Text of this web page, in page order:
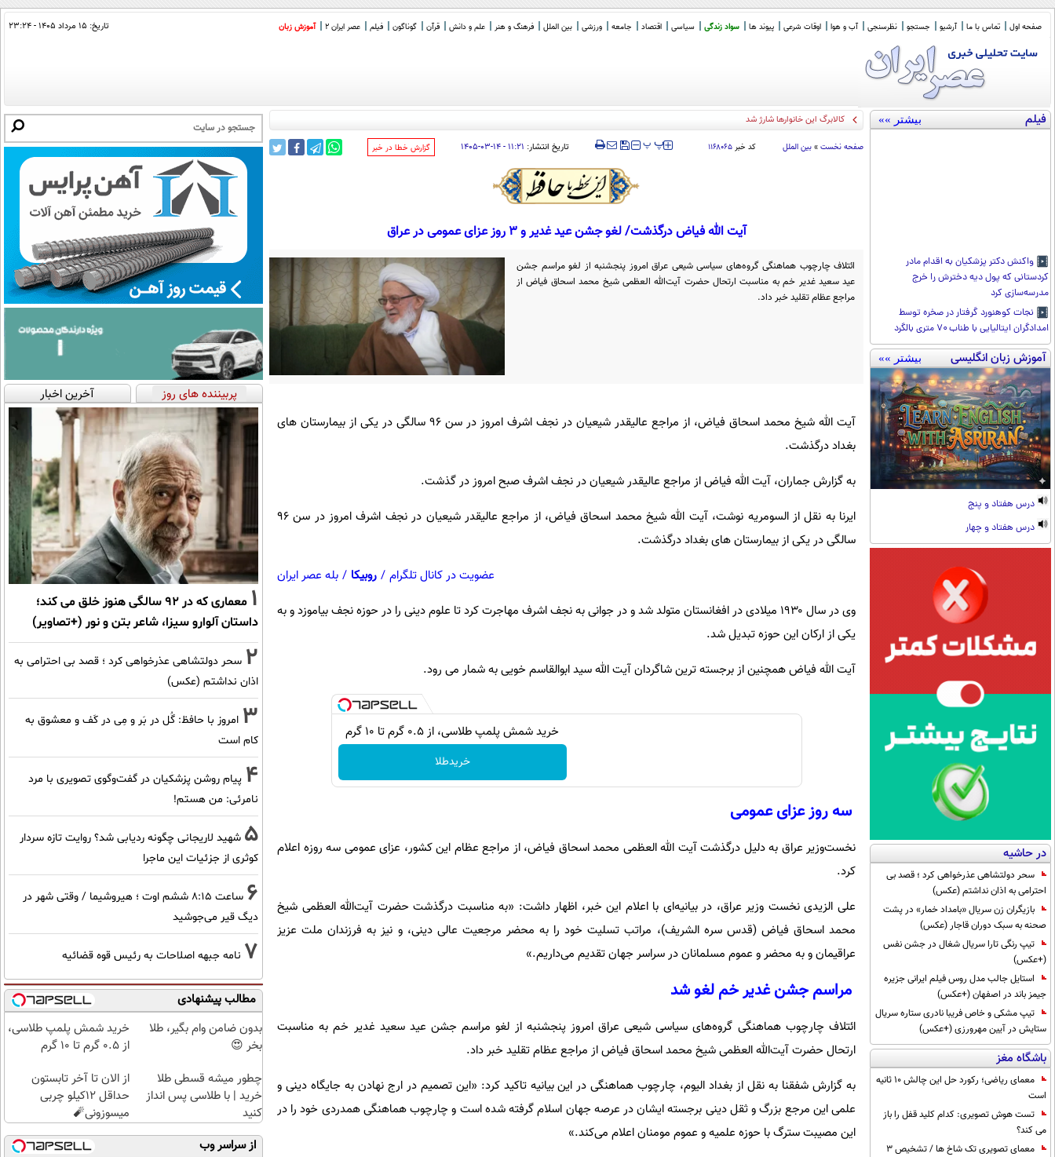
صفحه اول تماس با ما آرشیو جستجو نظرسنجی آب و هوا اوقات شرعی پیوند ها سواد زندگی سیاسی اقتصاد جامعه ورزشی بین الملل فرهنگ و هنر علم و دانش قرآن گوناگون فیلم عصر ایران 2 آموزش زبان تاریخ: ۱۵ مرداد ۱۴۰۵ - ۲۳:۲۴
فیلم بیشتر »»
واکنش دکتر پزشکیان به اقدام مادر
کردستانی که پول دیه دخترش را خرج
مدرسه‌سازی کرد
نجات کوهنورد گرفتار در صخره توسط
امدادگران ایتالیایی با طناب ۷۰ متری بالگرد
آموزش زبان انگلیسی بیشتر »»
درس هفتاد و پنج
درس هفتاد و چهار
در حاشیه
سحر دولتشاهی عذرخواهی کرد ؛ قصد بی
احترامی به اذان نداشتم (عکس)
بازیگران زن سریال «بامداد خمار» در پشت
صحنه به سبک دوران قاجار (عکس)
تیپ رنگی تارا سریال شغال در جشن نفس
(+عکس)
استایل جالب مدل روس فیلم ایرانی جزیره
جیمز باند در اصفهان (+عکس)
تیپ مشکی و خاص فریبا نادری ستاره سریال
ستایش در آیین مهرورزی (+عکس)
باشگاه مغز
معمای ریاضی؛ رکورد حل این چالش 10 ثانیه
است
تست هوش تصویری: کدام کلید قفل را باز
می کند؟
معمای تصویری تک شاخ ها / تشخیص 3
پیام ر_
صفحه نخست » بین الملل کد خبر ۱۱۶۸۰۶۵ ‍‍‍ پ پ تاریخ انتشار: ۱۱:۲۱ - ۱۴-۰۳-۱۴۰۵ ‌گزارش خطا در خبر
آیت الله فیاض درگذشت/ لغو جشن عید غدیر و 3 روز عزای عمومی در عراق
ائتلاف چارچوب هماهنگی گروه‌های سیاسی شیعی عراق امروز پنجشنبه از لغو مراسم جشن
عید سعید غدیر خم به مناسبت ارتحال حضرت آیت‌الله العظمی شیخ محمد اسحاق فیاض از
مراجع عظام تقلید خبر داد.
آیت الله شیخ محمد اسحاق فیاض، از مراجع عالیقدر شیعیان در نجف اشرف امروز در سن ۹۶ سالگی در یکی از بیمارستان های
بغداد درگذشت.
به گزارش جماران، آیت الله فیاض از مراجع عالیقدر شیعیان در نجف اشرف صبح امروز در گذشت.
ایرنا به نقل از السومریه نوشت، آیت الله شیخ محمد اسحاق فیاض، از مراجع عالیقدر شیعیان در نجف اشرف امروز در سن ۹۶
سالگی در یکی از بیمارستان های بغداد درگذشت.
عضویت در کانال تلگرام / روبیکا / بله عصر ایران
وی در سال ۱۹۳۰ میلادی در افغانستان متولد شد و در جوانی به نجف اشرف مهاجرت کرد تا علوم دینی را در حوزه نجف بیاموزد و به
یکی از ارکان این حوزه تبدیل شد.
آیت الله فیاض همچنین از برجسته ترین شاگردان آیت الله سید ابوالقاسم خویی به شمار می رود.
خرید شمش پلمپ طلاسی، از ۰.۵ گرم تا ۱۰ گرم
خریدطلا
سه روز عزای عمومی
نخست‌وزیر عراق به دلیل درگذشت آیت الله العظمی محمد اسحاق فیاض، از مراجع عظام این کشور، عزای عمومی سه روزه اعلام
کرد.
علی الزیدی نخست وزیر عراق، در بیانیه‌ای با اعلام این خبر، اظهار داشت: «به مناسبت درگذشت حضرت آیت‌الله العظمی شیخ
محمد اسحاق فیاض (قدس سره الشریف)، مراتب تسلیت خود را به محضر مرجعیت عالی دینی، و نیز به فرزندان ملت عزیز
عراقیمان و به محضر و عموم مسلمانان در سراسر جهان تقدیم می‌داریم.»
مراسم جشن غدیر خم لغو شد
ائتلاف چارچوب هماهنگی گروه‌های سیاسی شیعی عراق امروز پنجشنبه از لغو مراسم جشن عید سعید غدیر خم به مناسبت
ارتحال حضرت آیت‌الله العظمی شیخ محمد اسحاق فیاض از مراجع عظام تقلید خبر داد.
به گزارش شفقنا به نقل از بغداد الیوم، چارچوب هماهنگی در این بیانیه تاکید کرد: «این تصمیم در ارج‌ نهادن به جایگاه دینی و
علمی این مرجع بزرگ و ثقل دینی برجسته ایشان در عرصه جهان اسلام گرفته شده است و چارچوب هماهنگی همدردی خود را در
این مصیبت سترگ با حوزه علمیه و عموم مومنان اعلام می‌کند.»
پربیننده های روز آخرین اخبار
1
معماری که در 92 سالگی هنوز خلق می کند؛
داستان آلوارو سیزا، شاعر بتن و نور (+تصاویر)
2 سحر دولتشاهی عذرخواهی کرد ؛ قصد بی احترامی به
اذان نداشتم (عکس)
3 امروز با حافظ: گُل در بَر و مِی در کَف و معشوق به
کام است
4 پیام روشن پزشکیان در گفت‌و‌گوی تصویری با مرد
نامرئی: من هستم!
5 شهید لاریجانی چگونه ردیابی شد؟ روایت تازه سردار
کوثری از جزئیات این ماجرا
6
ساعت ۸:۱۵ ششم اوت ؛ هیروشیما / وقتی شهر در
دیگ قیر می‌جوشید
7 نامه جبهه اصلاحات به رئیس قوه قضائیه
مطالب پیشنهادی
بدون ضامن وام بگیر، طلا
بخر 😍
خرید شمش پلمپ طلاسی،
از ۰.۵ گرم تا ۱۰ گرم
چطور میشه قسطی طلا
خرید | با طلاسی پس انداز
کنید
از الان تا آخر تابستون
حداقل 12کیلو چربی
میسوزونی🧨
از سراسر وب